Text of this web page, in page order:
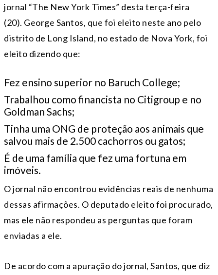
jornal “The New York Times” desta terça-feira
(20). George Santos, que foi eleito neste ano pelo
distrito de Long Island, no estado de Nova York, foi
eleito dizendo que:
Fez ensino superior no Baruch College;
Trabalhou como financista no Citigroup e no
Goldman Sachs;
Tinha uma ONG de proteção aos animais que
salvou mais de 2.500 cachorros ou gatos;
É de uma família que fez uma fortuna em
imóveis.
O jornal não encontrou evidências reais de nenhuma
dessas afirmações. O deputado eleito foi procurado,
mas ele não respondeu as perguntas que foram
enviadas a ele.
De acordo com a apuração do jornal, Santos, que diz